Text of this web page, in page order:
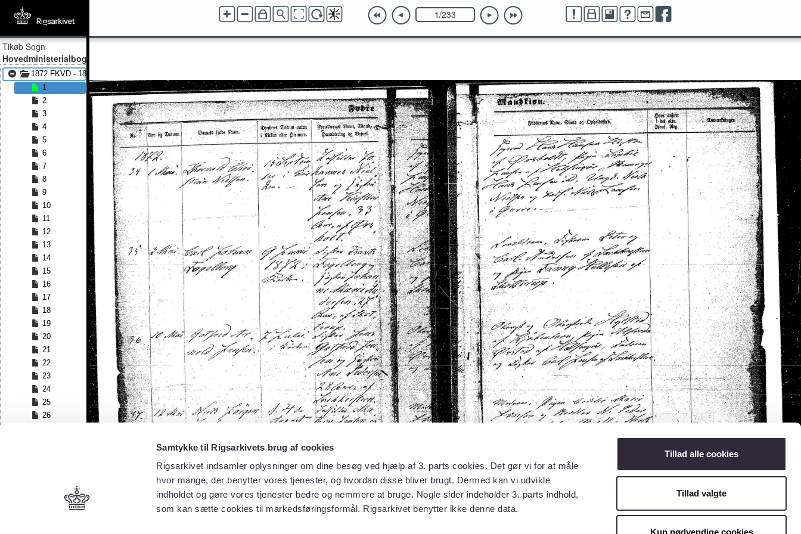
Samtykke til Rigsarkivets brug af cookies
Rigsarkivet indsamler oplysninger om dine besøg ved hjælp af 3. parts cookies. Det gør vi for at måle
hvor mange, der benytter vores tjenester, og hvordan disse bliver brugt. Dermed kan vi udvikle
indholdet og gøre vores tjenester bedre og nemmere at bruge. Nogle sider indeholder 3. parts indhold,
som kan sætte cookies til markedsføringsformål. Rigsarkivet benytter ikke denne data.
Tillad alle cookies
Tillad valgte
Kun nødvendige cookies
Tikøb Sogn
Hovedministerialbog
1872 FKVD - 1877 FKVD
1
2
3
4
5
6
7
8
9
10
11
12
13
14
15
16
17
18
19
20
21
22
23
24
25
26